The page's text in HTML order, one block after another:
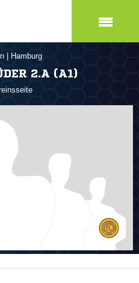
Hamburg
2.A (A1)